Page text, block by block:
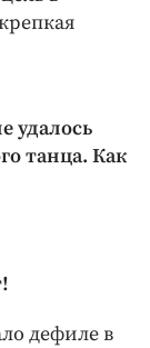
удалось
танца. Как
дефиле в